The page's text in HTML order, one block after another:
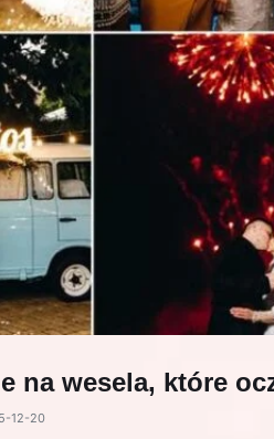
na wesela, które
12-20